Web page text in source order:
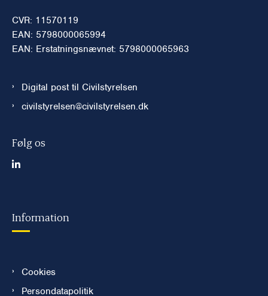
CVR: 11570119
EAN: 5798000065994
EAN: Erstatningsnævnet: 5798000065963
Digital post til Civilstyrelsen
civilstyrelsen@civilstyrelsen.dk
Følg os
Information
Cookies
Persondatapolitik